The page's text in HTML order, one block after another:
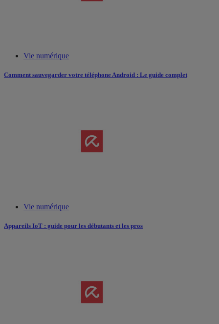
Vie numérique
Comment sauvegarder votre téléphone Android : Le guide complet
Vie numérique
Appareils IoT : guide pour les débutants et les pros